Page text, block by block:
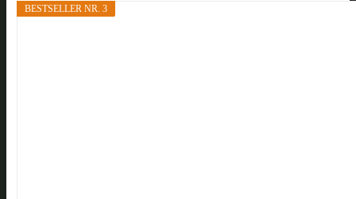
BESTSELLER NR. 3